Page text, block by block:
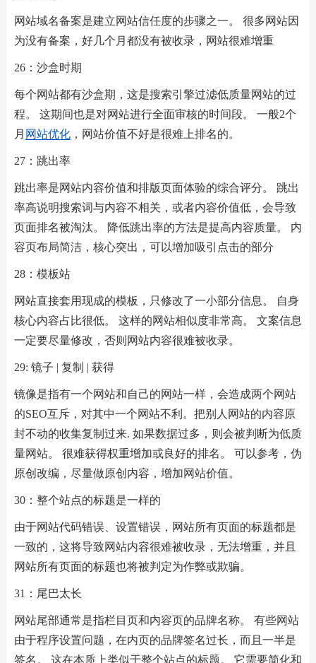
网站域名备案是建立网站信任度的步骤之一。 很多网站因
为没有备案，好几个月都没有被收录，网站很难增重
26：沙盒时期
每个网站都有沙盒期，这是搜索引擎过滤低质量网站的过
程。 这期间也是对网站进行全面审核的时间段。 一般2个
月 网站优化 ，网站价值不好是很难上排名的。
27：跳出率
跳出率是网站内容价值和排版页面体验的综合评分。 跳出
率高说明搜索词与内容不相关，或者内容价值低，会导致
页面排名被淘汰。 降低跳出率的方法是提高内容质量。 内
容页布局简洁，核心突出，可以增加吸引点击的部分
28：模板站
网站直接套用现成的模板，只修改了一小部分信息。 自身
核心内容占比很低。 这样的网站相似度非常高。 文案信息
一定要尽量修改，否则网站内容很难被收录。
29: 镜子 | 复制 | 获得
镜像是指有一个网站和自己的网站一样，会造成两个网站
的SEO互斥，对其中一个网站不利。把别人网站的内容原
封不动的收集复制过来. 如果数据过多，则会被判断为低质
量网站。 很难获得权重增加或良好的排名。 可以参考，伪
原创改编，尽量做原创内容，增加网站价值。
30：整个站点的标题是一样的
由于网站代码错误、设置错误，网站所有页面的标题都是
一致的，这将导致网站内容很难被收录，无法增重，并且
网站所有页面的标题也将被判定为作弊或欺骗。
31：尾巴太长
网站尾部通常是指栏目页和内容页的品牌名称。 有些网站
由于程序设置问题，在内页的品牌签名过长，而且一半是
签名。 这在本质上类似于整个站点的标题。 它需要简化和